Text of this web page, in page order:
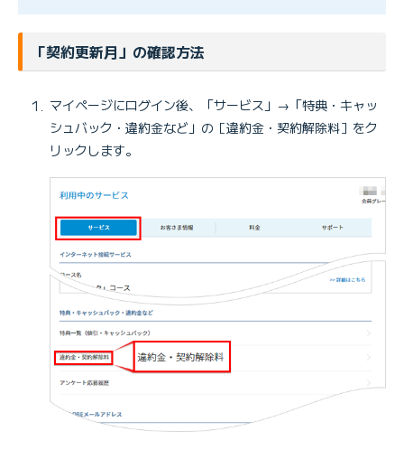
「契約更新月」の確認方法
マイページにログイン後、「サービス」→「特典・キャッ
シュバック・違約金など」の［違約金・契約解除料］をク
リックします。